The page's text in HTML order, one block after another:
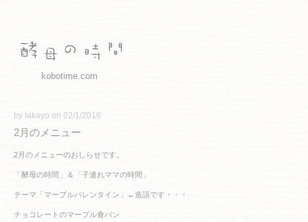
kobotime.com
2月のメニュー
by takayo on 02/1/2016
2月のメニューのおしらせです。
「酵母の時間」＆「子連れママの時間」
テーマ「マーブルバレンタイン」←造語です・・・
チョコレートのマーブル食パン